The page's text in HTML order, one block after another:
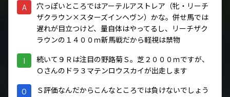
A
穴っぽいところではアーテルアストレア（牝・リーチ
ザクラウン×スターズインヘヴン）かな。併せ馬では
遅れが目立つけど、量自体はやってるし、リーチザク
ラウンの１４００ｍ新馬戦だから軽視は禁物
I
続いて９Ｒは注目の野路菊Ｓ。芝２０００ｍですが、
Ｏさんのドラ３マテンロウスカイが出走します
O Ｓ評価なんだからこんなところでは負けないでしょう